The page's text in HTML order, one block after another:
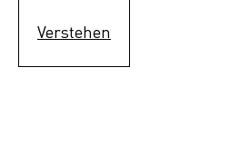
Verstehen